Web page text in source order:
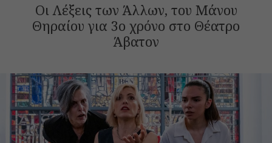
Οι Λέξεις των Άλλων, του Μάνου
Θηραίου για 3ο χρόνο στο Θέατρο
Άβατον